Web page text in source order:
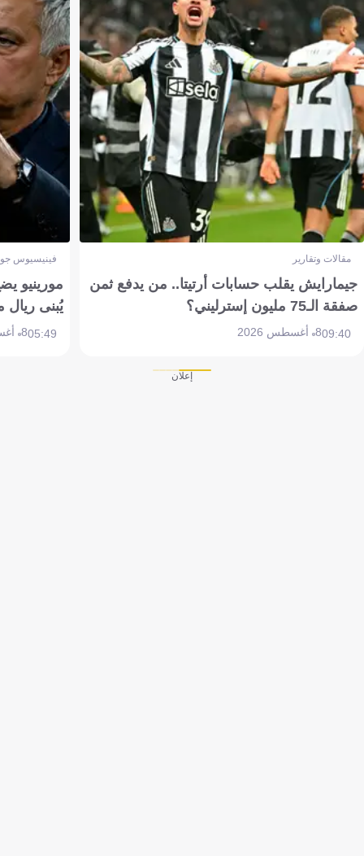
مقالات وتقارير
جيمارايش يقلب حسابات أرتيتا.. من يدفع ثمن
صفقة الـ75 مليون إسترليني؟
09:408 أغسطس 2026
فينيسيوس
مورينيو
يُبنى ريال
05:498 أغسطس 2026
إعلان